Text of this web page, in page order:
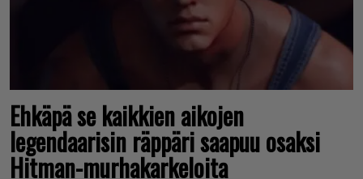
Ehkäpä se kaikkien aikojen
legendaarisin räppäri saapuu osaksi
Hitman-murhakarkeloita